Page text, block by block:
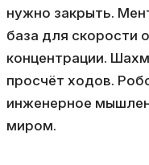
нужно закрыть.
база для скорости
концентрации.
просчёт ходов.
инженерное
миром.